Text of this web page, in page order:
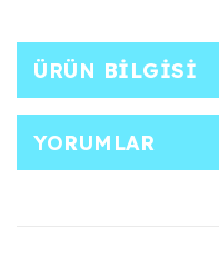
ÜRÜN BILGISI
YORUMLAR